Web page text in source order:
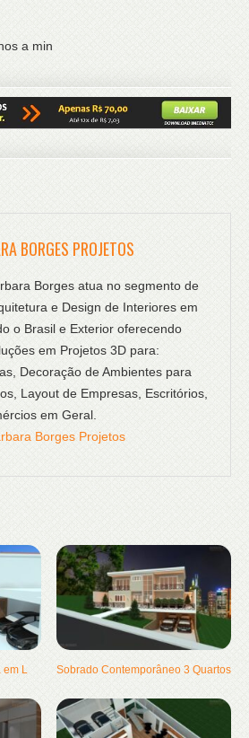
a min
BORGES PROJETOS
Borges atua no segmento de
e Design de Interiores em
o Brasil e Exterior oferecendo
em Projetos 3D para:
Decoração de Ambientes para
Layout de Empresas, Escritórios,
em Geral.
Borges Projetos
em L Sobrado Contemporâneo 3 Quartos